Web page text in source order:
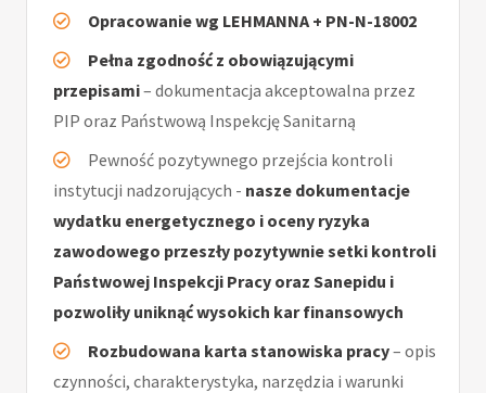
Opracowanie wg LEHMANNA + PN-N-18002
Pełna zgodność z obowiązującymi
przepisami– dokumentacja akceptowalna przez
PIP oraz Państwową Inspekcję Sanitarną
Pewność pozytywnego przejścia kontroli
instytucji nadzorujących - nasze dokumentacje
wydatku energetycznego i oceny ryzyka
zawodowego przeszły pozytywnie setki kontroli
Państwowej Inspekcji Pracy oraz Sanepidu i
pozwoliły uniknąć wysokich kar finansowych
Rozbudowana karta stanowiska pracy– opis
czynności, charakterystyka, narzędzia i warunki